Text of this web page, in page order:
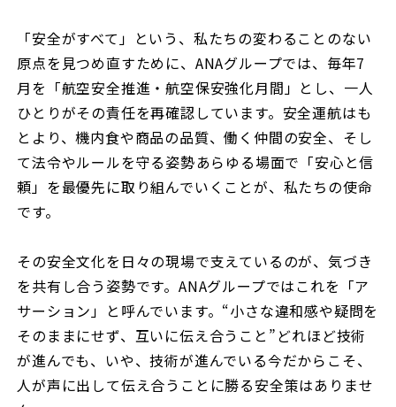
「安全がすべて」という、私たちの変わることのない
原点を見つめ直すために、ANAグループでは、毎年7
月を「航空安全推進・航空保安強化月間」とし、一人
ひとりがその責任を再確認しています。安全運航はも
とより、機内食や商品の品質、働く仲間の安全、そし
て法令やルールを守る姿勢――あらゆる場面で「安心と信
頼」を最優先に取り組んでいくことが、私たちの使命
です。
その安全文化を日々の現場で支えているのが、気づき
を共有し合う姿勢です。ANAグループではこれを「ア
サーション」と呼んでいます。“小さな違和感や疑問を
そのままにせず、互いに伝え合うこと”――どれほど技術
が進んでも、いや、技術が進んでいる今だからこそ、
人が声に出して伝え合うことに勝る安全策はありませ